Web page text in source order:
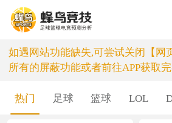
如遇网站功能缺失,可尝试关闭【网
所有的屏蔽功能或者前往APP获取
热门 足球 篮球 LOL